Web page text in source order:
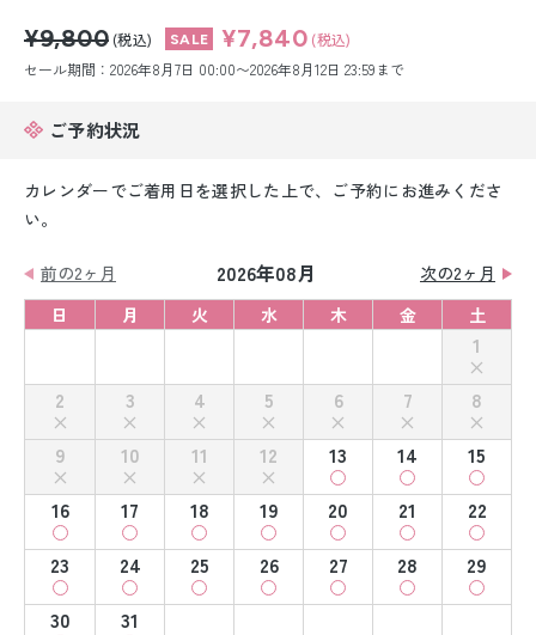
白無垢&紋付袴レンタル
引き振袖レンタル
小物販売品
¥9,800 (税込) ¥7,840 (税込)
セール期間：2026年8月7日 00:00〜2026年8月12日 23:59まで
ご予約状況
カレンダーでご着用日を選択した上で、ご予約にお進みくださ
い。
前の2ヶ月 2026年08月
次の2ヶ月
日
月 火 水 木 金 土
1
2
3 4 5 6 7
8
9
10 11 12 13 14
15
16
17 18 19 20 21
22
23
24 25 26 27 28
29
30
31